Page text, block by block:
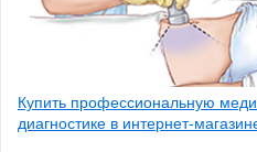
Купить профессиональную
диагностике в интернет-